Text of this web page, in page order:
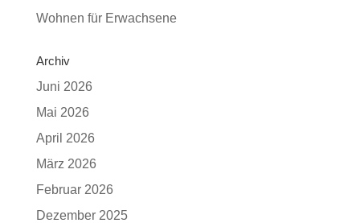
Wohnen für Erwachsene
Archiv
Juni 2026
Mai 2026
April 2026
März 2026
Februar 2026
Dezember 2025